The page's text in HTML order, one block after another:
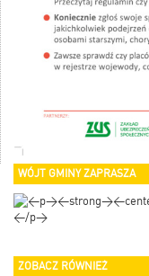
WÓJT GMINY ZAPRASZA
ZOBACZ RÓWNIEŻ